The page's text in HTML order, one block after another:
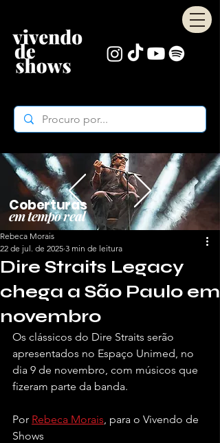
Coberturas
em tempo real
Dire Straits Legacy
chega a São Paulo em
novembro
Rebeca Morais
22 de jul. de 2025 3 min de leitura
Os clássicos do Dire Straits serão
apresentados no Espaço Unimed, no
dia 9 de novembro, com músicos que
fizeram parte da banda.
Por Rebeca Morais, para o Vivendo de
Shows